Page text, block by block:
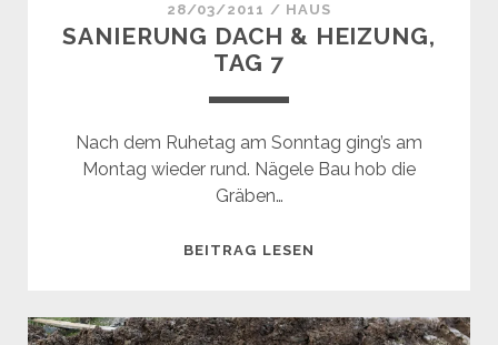
28/03/2011 / HAUS
SANIERUNG DACH & HEIZUNG,
TAG 7
Nach dem Ruhetag am Sonntag ging’s am
Montag wieder rund. Nägele Bau hob die
Gräben…
BEITRAG LESEN
HEIZUNG,